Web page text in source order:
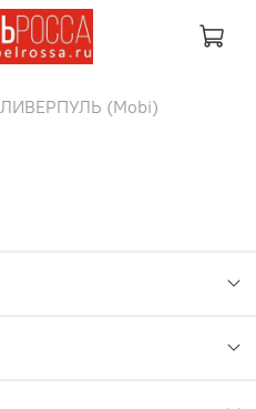
ЛИВЕРПУЛЬ (Mobi)